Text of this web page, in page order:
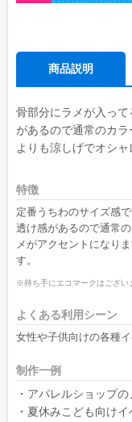
印鑑・ゴム印製
商品説明
骨部分にラメが入っ
があるので通常のカ
よりも涼しげでオシャ
特徴
定番うちわのサイズ感
透け感があるので通常
メがアクセントになり
す。
※持ち手にエコマークはござい
よくある利用シーン
女性や子供向けの各種
制作一例
・アパレルショップの
・夏休みこども向け